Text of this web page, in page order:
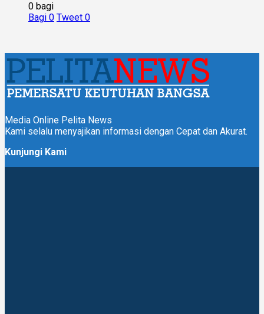
0 bagi
Bagi 0 Tweet 0
Media Online Pelita News
Kami selalu menyajikan informasi dengan Cepat dan Akurat.
Kunjungi Kami